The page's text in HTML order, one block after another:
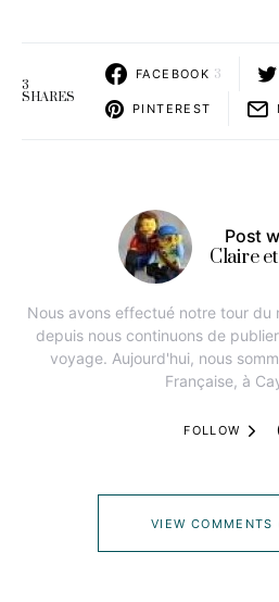
3
SHARES
FACEBOOK 3
PINTEREST
Post
Claire
Nous avons effectué notre tour du
depuis nous continuons de
voyage. Aujourd'hui, nous
Française, à
FOLLOW
VIEW COMMENTS